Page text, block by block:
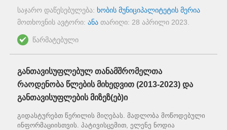
საჯარო დაწესებულება: ხობის მუნიციპალიტეტის მერია
მოთხოვნის ავტორი: ანა თარიღი: 28 აპრილი 2023.
წარმატებული
განთავისუფლებულ თანამშრომელთა
რაოდენობა წლების მიხედვით (2013-2023) და
განთავისუფლების მიზეზ(ებ)ი
გიდასტურებთ წერილის მიღებას. მადლობა მოწოდებული
ინფორმაციისთვის. პატივისცემით, ელენე ნოდია